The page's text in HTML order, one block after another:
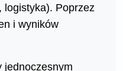
logistyka). Poprzez
i wyników
jednoczesnym